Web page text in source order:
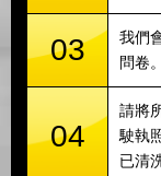
03
我們
問卷。
04
請將
駛執
已清